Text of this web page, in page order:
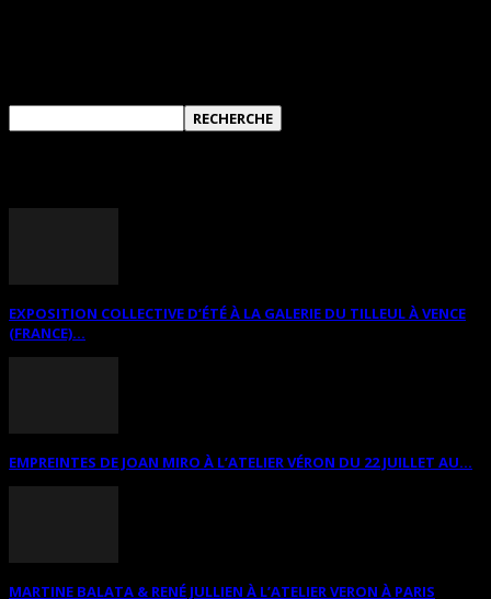
EXPOSITION COLLECTIVE D’ÉTÉ À LA GALERIE DU TILLEUL À VENCE
(FRANCE)...
EMPREINTES DE JOAN MIRO À L’ATELIER VÉRON DU 22 JUILLET AU...
MARTINE BALATA & RENÉ JULLIEN À L’ATELIER VERON À PARIS